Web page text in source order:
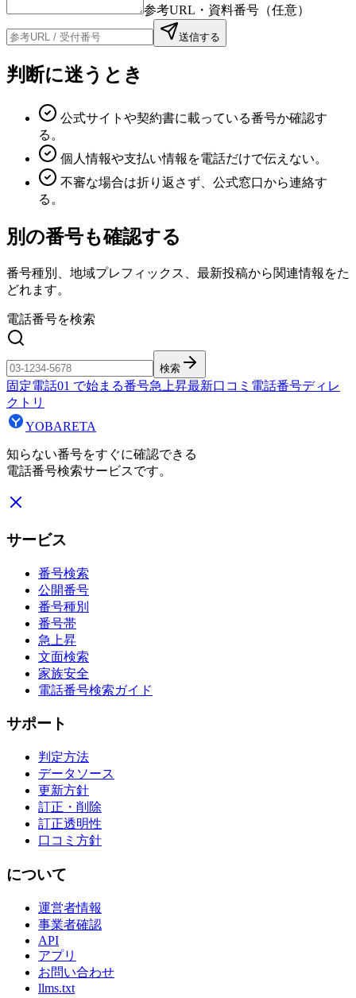
参考URL・資料番号（任意）
送信する
判断に迷うとき
公式サイトや契約書に載っている番号か確認す
る。
個人情報や支払い情報を電話だけで伝えない。
不審な場合は折り返さず、公式窓口から連絡す
る。
別の番号も確認する
番号種別、地域プレフィックス、最新投稿から関連情報をた
どれます。
電話番号を検索
検索
固定電話01 で始まる番号急上昇最新口コミ 電話番号ディレ
クトリ
YOBARETA
知らない番号をすぐに確認できる
電話番号検索サービスです。
サービス
番号検索
公開番号
番号種別
番号帯
急上昇
文面検索
家族安全
電話番号検索ガイド
サポート
判定方法
データソース
更新方針
訂正・削除
訂正透明性
口コミ方針
について
運営者情報
事業者確認
API
アプリ
お問い合わせ
llms.txt